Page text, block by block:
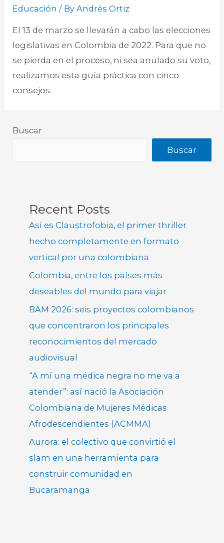
Educación / ByAndrés Ortiz
El 13 de marzo se llevarán a cabo las elecciones
legislativas en Colombia de 2022. Para que no
se pierda en el proceso, ni sea anulado su voto,
realizamos esta guía práctica con cinco
consejos.
Buscar
Buscar
Recent Posts
Así es Claustrofobia, el primer thriller
hecho completamente en formato
vertical por una colombiana
Colombia, entre los países más
deseables del mundo para viajar
BAM 2026: seis proyectos colombianos
que concentraron los principales
reconocimientos del mercado
audiovisual
“A mí una médica negra no me va a
atender”: así nació la Asociación
Colombiana de Mujeres Médicas
Afrodescendientes (ACMMA)
Aurora: el colectivo que convirtió el
slam en una herramienta para
construir comunidad en
Bucaramanga